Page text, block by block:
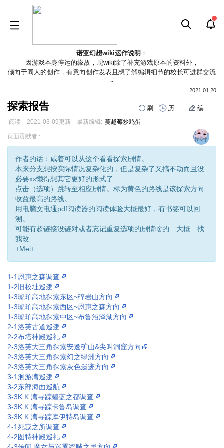
诺亚幻想wiki运作说明 ：
因游戏本身停运的缘故，现wiki除了补充游戏原本的资料外，
倾向于同人的创作，有意向创作发表且想了解编辑细节的校长可进群交流
~
2021.01.20
探索报告 刷 历 编
阅读 2021-03-09更新 最新编辑: 蔓越莓炒鸡蛋
跳
跳
页面贡献者 :
作者的话：咸着可以从这个看看探索剧情。
本来分支想按实际情况复杂化的，但是复杂了又搞不动而且没
必要xx懒得想其它更好的形式了…
点击（选项）跳转至相应剧情。标为黄色的路线是该探索方向
收益最高的路线。
用电脑文电通pdf阅读器的阅读体验大概最好，有书签可以回
溯。
可能有超链接没链对或者忘记重复选项的剧情啥的…大概…找
我改…
+Mei+
1-1恩惠之森调查
1-2旧校址巡逻
1-3琥珀高地探索东区~碎岩山方向
1-3琥珀高地探索西区~恩惠之森方向
1-3琥珀高地探索中区~布鲁沼泽湖方向
2-1洛芙古道巡逻
2-2布塔神殿巡礼
2-3洛芙大三角探索安逸矿山&尖叫洞窟方向
2-3洛芙大三角探索幻之绿洲方向
2-3洛芙大三角探索灰色遗迹方向
3-1洄游湾巡逻
3-2东部海面巡航
3-3K.K.湾寻踪碧蓝之都调查
3-3K.K.湾寻踪卡鲁岛调查
3-3K.K.湾寻踪库伊特岛调查
4-1死寂之所调查
4-2图特神殿巡礼